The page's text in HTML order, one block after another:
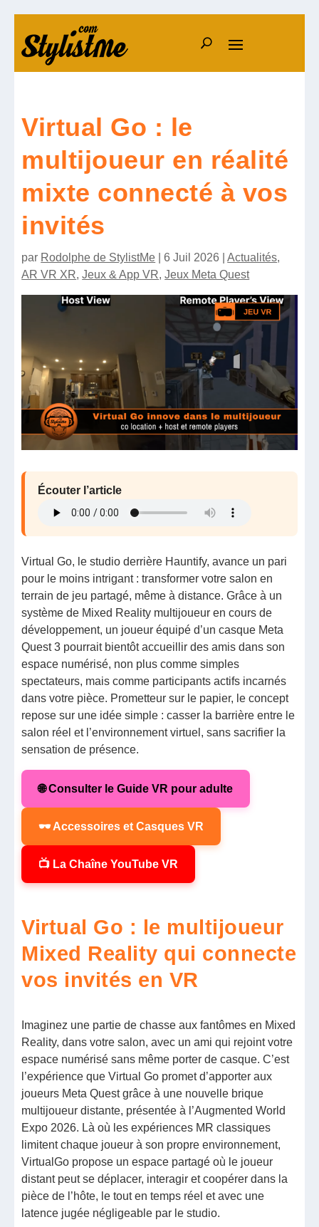
Virtual Go : le
multijoueur en réalité
mixte connecté à vos
invités
par Rodolphe de StylistMe |6 Juil 2026 |Actualités,
AR VR XR,Jeux & App VR,Jeux Meta Quest
Écouter l’article
Virtual Go, le studio derrière Hauntify, avance un pari
pour le moins intrigant : transformer votre salon en
terrain de jeu partagé, même à distance. Grâce à un
système de Mixed Reality multijoueur en cours de
développement, un joueur équipé d’un casque Meta
Quest 3 pourrait bientôt accueillir des amis dans son
espace numérisé, non plus comme simples
spectateurs, mais comme participants actifs incarnés
dans votre pièce. Prometteur sur le papier, le concept
repose sur une idée simple : casser la barrière entre le
salon réel et l’environnement virtuel, sans sacrifier la
sensation de présence.
🌐 Consulter le Guide VR pour adulte
🕶️ Accessoires et Casques VR
📺 La Chaîne YouTube VR
Virtual Go : le multijoueur
Mixed Reality qui connecte
vos invités en VR
Imaginez une partie de chasse aux fantômes en Mixed
Reality, dans votre salon, avec un ami qui rejoint votre
espace numérisé sans même porter de casque. C’est
l’expérience que Virtual Go promet d’apporter aux
joueurs Meta Quest grâce à une nouvelle brique
multijoueur distante, présentée à l’Augmented World
Expo 2026. Là où les expériences MR classiques
limitent chaque joueur à son propre environnement,
VirtualGo propose un espace partagé où le joueur
distant peut se déplacer, interagir et coopérer dans la
pièce de l’hôte, le tout en temps réel et avec une
latence jugée négligeable par le studio.